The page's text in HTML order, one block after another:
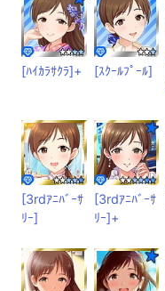
[ﾊｲｶﾗｻｸﾗ]+ [ｽｸｰﾙﾌﾟｰﾙ]
[3rdｱﾆﾊﾞｰｻ
ﾘｰ]
[3rdｱﾆﾊﾞｰｻ
ﾘｰ]+